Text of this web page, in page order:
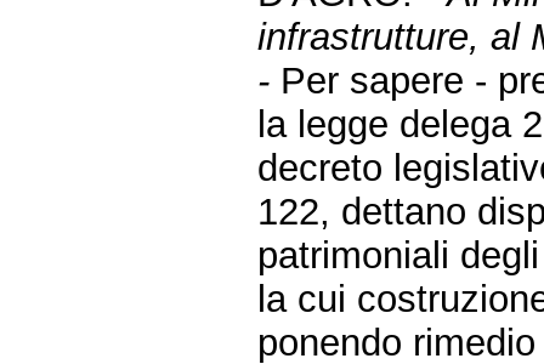
infrastrutture, al
- Per sapere -
la legge delega
decreto
122, dettano
patrimoniali
la cui
ponendo